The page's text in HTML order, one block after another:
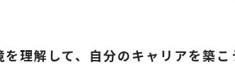
理解して、自分のキャリアを築こ